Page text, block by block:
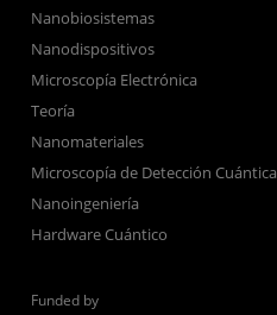
Nanobiosistemas
Nanodispositivos
Microscopía Electrónica
Teoría
Nanomateriales
Microscopía de Detección Cuántica
Nanoingeniería
Hardware Cuántico
Funded by